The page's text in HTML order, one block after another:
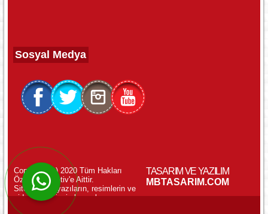
WhatsApp ile Online Destek!
Sosyal Medya
Copyright (c) 2020 Tüm Hakları
Özkar Otomotiv'e Aittir.
Sitemizdeki yazıların, resimlerin ve
videoların izinsiz kopyalanması
yasaktır.
TASARIM VE YAZILIM
MBTASARIM.COM